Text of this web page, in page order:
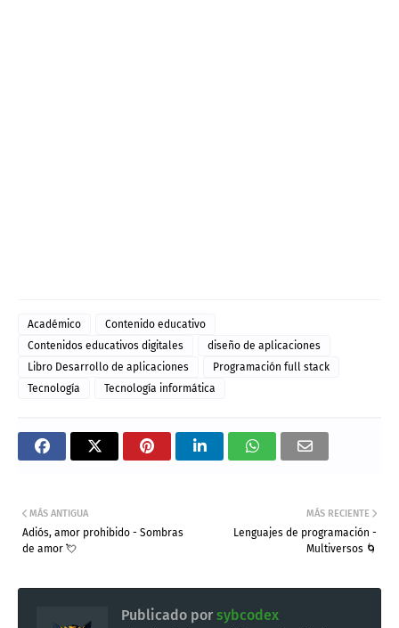
Académico
Contenido educativo
Contenidos educativos digitales
diseño de aplicaciones
Libro Desarrollo de aplicaciones
Programación full stack
Tecnología
Tecnología informática
MÁS RECIENTE
Lenguajes de programación -
Multiversos 🌀
MÁS ANTIGUA
Adiós, amor prohibido - Sombras
de amor 💘
Publicado por sybcodex